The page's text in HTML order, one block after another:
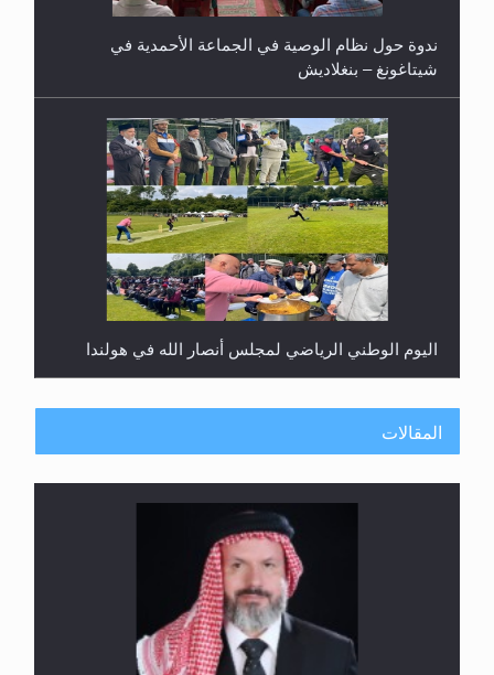
ندوة حول نظام الوصية في الجماعة الأحمدية في
شيتاغونغ – بنغلاديش
اليوم الوطني الرياضي لمجلس أنصار الله في هولندا
إتمام حفظ القرآن الكريم لثلاثة طلاب من مدرسة الحفظ
المقالات